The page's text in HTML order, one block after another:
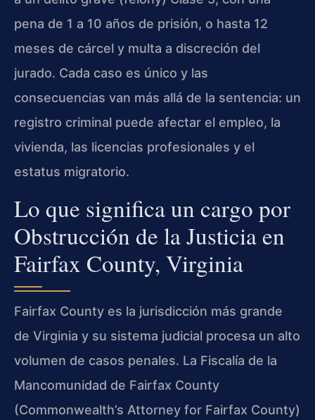
pena de 1 a 10 años de prisión, o hasta 12
meses de cárcel y multa a discreción del
jurado. Cada caso es único y las
consecuencias van más allá de la sentencia: un
registro criminal puede afectar el empleo, la
vivienda, las licencias profesionales y el
estatus migratorio.
Lo que significa un cargo por
Obstrucción de la Justicia en
Fairfax County, Virginia
Fairfax County es la jurisdicción más grande
de Virginia y su sistema judicial procesa un alto
volumen de casos penales. La Fiscalía de la
Mancomunidad de Fairfax County
(Commonwealth’s Attorney for Fairfax County)